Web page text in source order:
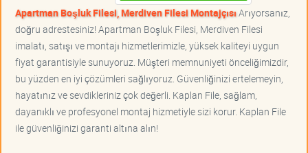
Apartman Boşluk Filesi, Merdiven Filesi MontajçısıArıyorsanız,
doğru adrestesiniz! Apartman Boşluk Filesi, Merdiven Filesi
imalatı, satışı ve montajı hizmetlerimizle, yüksek kaliteyi uygun
fiyat garantisiyle sunuyoruz. Müşteri memnuniyeti önceliğimizdir,
bu yüzden en iyi çözümleri sağlıyoruz. Güvenliğinizi ertelemeyin,
hayatınız ve sevdikleriniz çok değerli. Kaplan File, sağlam,
dayanıklı ve profesyonel montaj hizmetiyle sizi korur. Kaplan File
ile güvenliğinizi garanti altına alın!